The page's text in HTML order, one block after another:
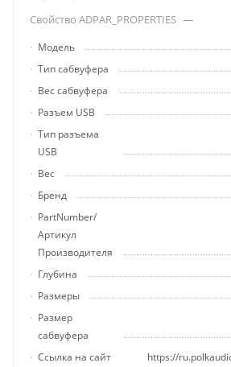
Свойство ADPAR_PROPERTIES —
Модель
Тип сабвуфера
Вес сабвуфера
Разъем USB
Тип разъема
USB
Вес
Бренд
PartNumber/
Артикул
Производителя
Глубина
Размеры
Размер
сабвуфера
Ссылка на сайт
https://